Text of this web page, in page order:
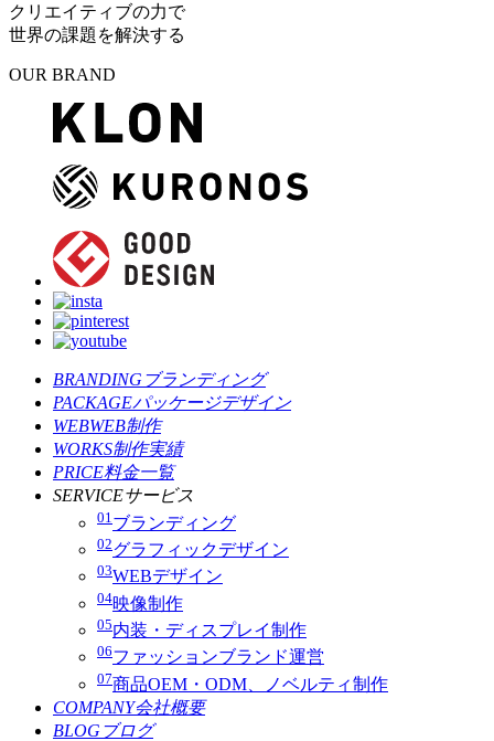
クリエイティブの力で
世界の課題を解決する
OUR BRAND
BRANDING ブランディング
PACKAGEパッケージデザイン
WEBWEB制作
WORKS制作実績
PRICE料金一覧
SERVICEサービス
01 ブランディング
02グラフィックデザイン
03WEBデザイン
04映像制作
05内装・ディスプレイ制作
06ファッションブランド運営
07商品OEM・ODM、ノベルティ制作
COMPANY会社概要
BLOG ブログ